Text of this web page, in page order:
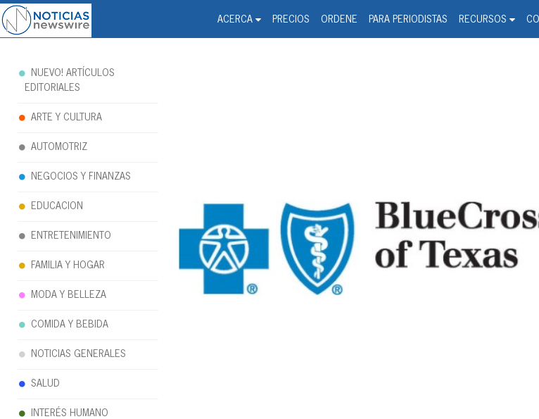
ACERCA PRECIOS ORDENE PARA PERIODISTAS RECURSOS
Noticias Newswire - Hispanic Press Release
NUEVO! ARTÍCULOS
EDITORIALES
ARTE Y CULTURA
AUTOMOTRIZ
NEGOCIOS Y FINANZAS
EDUCACION
ENTRETENIMIENTO
FAMILIA Y HOGAR
MODA Y BELLEZA
COMIDA Y BEBIDA
NOTICIAS GENERALES
SALUD
INTERÉS HUMANO